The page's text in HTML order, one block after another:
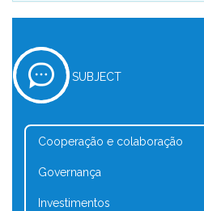
SUBJECT
Cooperação e colaboração
Governança
Investimentos